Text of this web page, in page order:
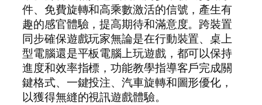
件、免費旋轉和高乘數激活的信號，產生有
趣的感官體驗，提高期待和滿意度。跨裝置
同步確保遊戲玩家無論是在行動裝置、桌上
型電腦還是平板電腦上玩遊戲，都可以保持
進度和效率指標，功能教學指導客戶完成關
鍵格式、一鍵投注、汽車旋轉和圖形優化，
以獲得無縫的視訊遊戲體驗。